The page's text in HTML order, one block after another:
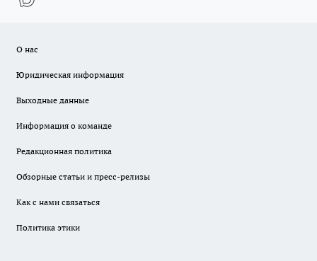
О нас
Юридическая информация
Выходные данные
Информация о команде
Редакционная политика
Обзорные статьи и пресс-релизы
Как с нами связаться
Политика этики